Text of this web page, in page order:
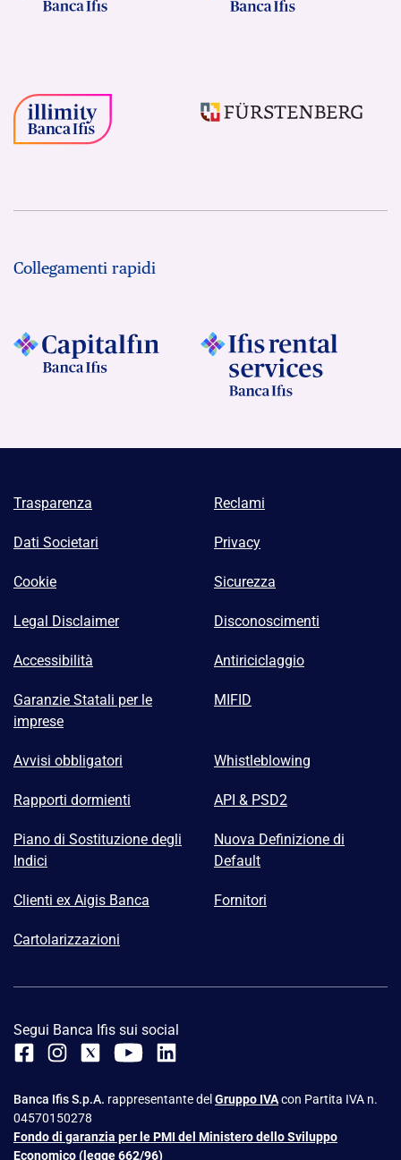
Collegamenti rapidi
Trasparenza Reclami
Dati Societari Privacy
Cookie Sicurezza
Legal Disclaimer Disconoscimenti
Accessibilità Antiriciclaggio
Garanzie Statali per le
imprese
MIFID
Avvisi obbligatori Whistleblowing
Rapporti dormienti API & PSD2
Piano di Sostituzione degli
Indici
Nuova Definizione di
Default
Clienti ex Aigis Banca Fornitori
Cartolarizzazioni
Segui Banca Ifis sui social
Banca Ifis S.p.A. rappresentante del Gruppo IVAcon Partita IVA n.
04570150278
Fondo di garanzia per le PMI del Ministero dello Sviluppo
Economico (legge 662/96)